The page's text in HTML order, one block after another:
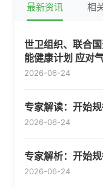
最新资讯 相
世卫组织、联合
能健康计划 应对
2026-06-24
专家解读：开始
2026-06-24
专家解析：开始
2026-06-24